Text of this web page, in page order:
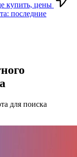
купить, цены
последние
для поиска